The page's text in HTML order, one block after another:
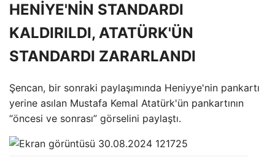
HENİYE'NİN STANDARDI
KALDIRILDI, ATATÜRK'ÜN
STANDARDI ZARARLANDI
Şencan, bir sonraki paylaşımında Heniyye'nin pankartı
yerine asılan Mustafa Kemal Atatürk'ün pankartının
“öncesi ve sonrası” görselini paylaştı.